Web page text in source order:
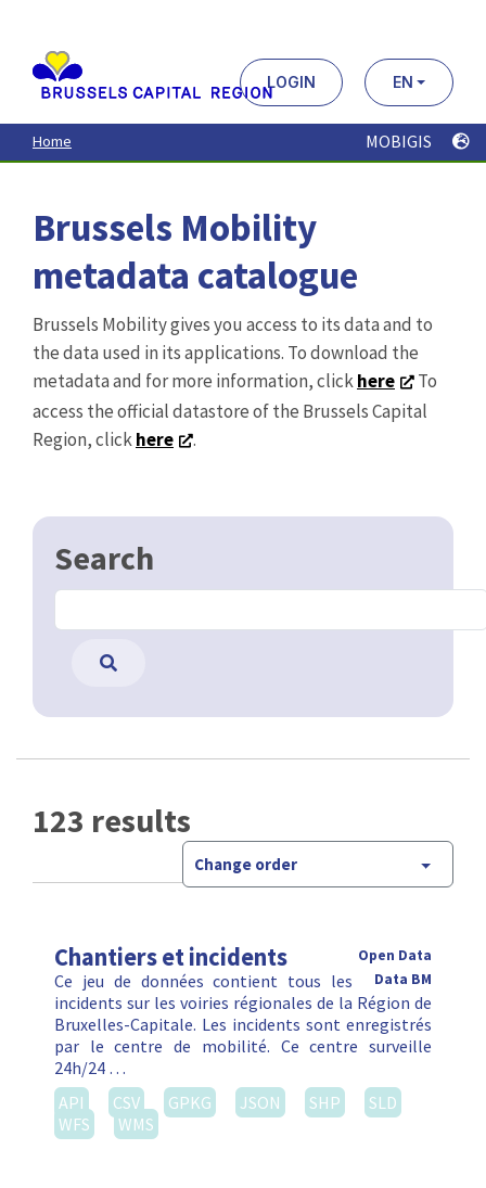
contenu
principal
LOGIN EN
Home MOBIGIS
Brussels Mobility
metadata catalogue
Brussels Mobility gives you access to its data and to
the data used in its applications. To download the
metadata and for more information, clickhere
To
access the official datastore of the Brussels Capital
Region, clickhere .
Search
123 results
Change order
Chantiers et incidents
Open Data
Data BM
Ce jeu de données contient tous les
incidents sur les voiries régionales de la Région de
Bruxelles-Capitale. Les incidents sont enregistrés
par le centre de mobilité. Ce centre surveille
24h/24 …
API
CSV GPKG JSON SHP
SLD
WFS
WMS